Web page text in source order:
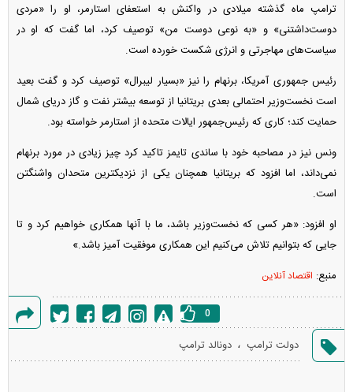
ترامپ ماه گذشته میلادی در واکنش به استعفای استارمر، او را «مردی
دوست‌داشتنی» و «به نوعی دوست من» توصیف کرد، اما گفت که او در
سیاست‌های مهاجرتی و انرژی شکست خورده است.
رئیس جمهوری آمریکا، برنهام را نیز «بسیار لیبرال» توصیف کرد و گفت بعید
است نخست‌وزیر احتمالی بعدی بریتانیا از توسعه بیشتر نفت و گاز دریای شمال
حمایت کند؛ کاری که رئیس‌جمهور ایالات متحده از استارمر خواسته بود.
ونس نیز در مصاحبه خود با ساندی تایمز تاکید کرد چیز زیادی در مورد برنهام
نمی‌داند، اما افزود که بریتانیا همچنان یکی از نزدیکترین متحدان واشنگتن
است.
او افزود: «هر کسی که نخست‌وزیر باشد، ما با آنها همکاری خواهیم کرد و تا
جایی که بتوانیم تلاش می‌کنیم این همکاری موفقیت آمیز باشد.»
منبع: اقتصاد آنلاین
خطا
0
دولت ترامپ ، دونالد ترامپ